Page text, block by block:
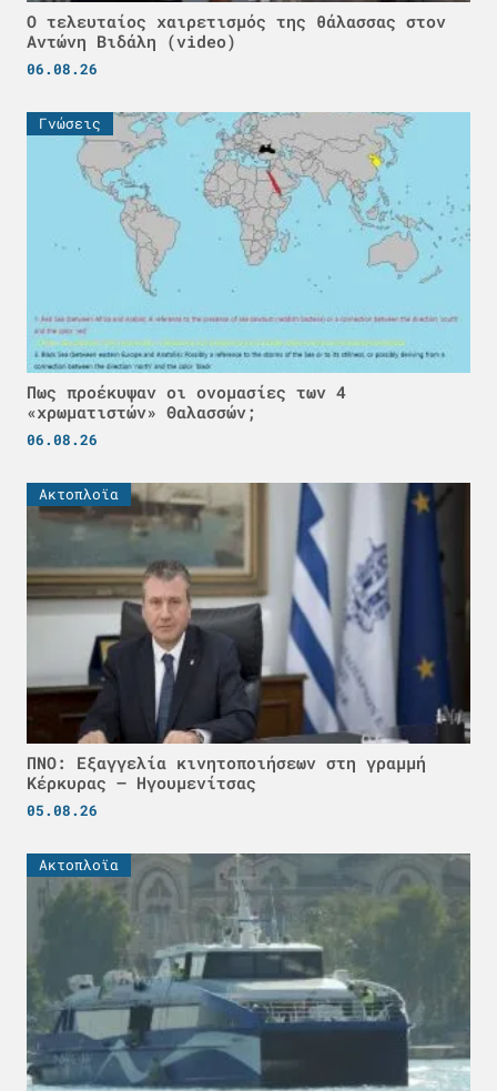
Ο τελευταίος χαιρετισμός της θάλασσας στον
Αντώνη Βιδάλη (video)
06.08.26
Γνώσεις
Πως προέκυψαν οι ονομασίες των 4
«χρωματιστών» Θαλασσών;
06.08.26
Ακτοπλοϊα
ΠΝΟ: Εξαγγελία κινητοποιήσεων στη γραμμή
Κέρκυρας – Ηγουμενίτσας
05.08.26
Ακτοπλοϊα